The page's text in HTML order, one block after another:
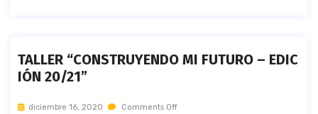
TALLER “CONSTRUYENDO MI FUTURO – EDIC
IÓN 20/21”
diciembre 16, 2020 Comments Off